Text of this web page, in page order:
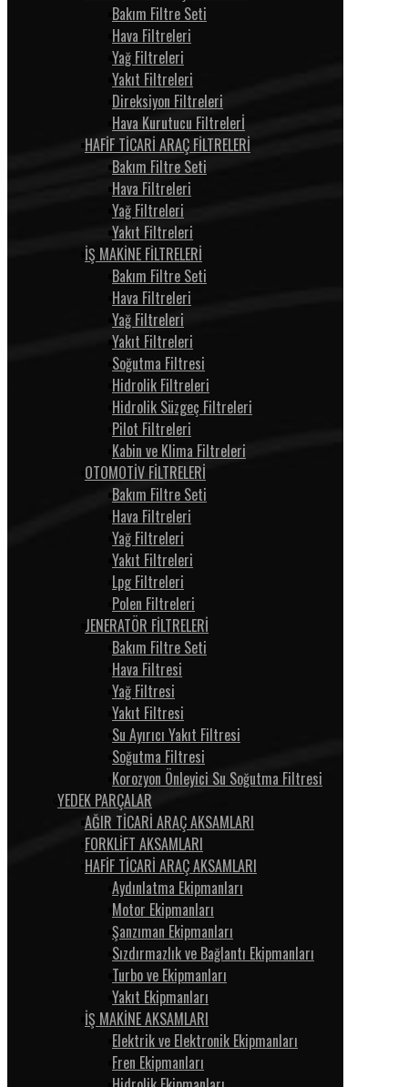
Bakım Filtre Seti
Hava Filtreleri
Yağ Filtreleri
Yakıt Filtreleri
Direksiyon Filtreleri
Hava Kurutucu Filtrelerİ
HAFİF TİCARİ ARAÇ FİLTRELERİ
Bakım Filtre Seti
Hava Filtreleri
Yağ Filtreleri
Yakıt Filtreleri
İŞ MAKİNE FİLTRELERİ
Bakım Filtre Seti
Hava Filtreleri
Yağ Filtreleri
Yakıt Filtreleri
Soğutma Filtresi
Hidrolik Filtreleri
Hidrolik Süzgeç Filtreleri
Pilot Filtreleri
Kabin ve Klima Filtreleri
OTOMOTİV FİLTRELERİ
Bakım Filtre Seti
Hava Filtreleri
Yağ Filtreleri
Yakıt Filtreleri
Lpg Filtreleri
Polen Filtreleri
JENERATÖR FİLTRELERİ
Bakım Filtre Seti
Hava Filtresi
Yağ Filtresi
Yakıt Filtresi
Su Ayırıcı Yakıt Filtresi
Soğutma Filtresi
Korozyon Önleyici Su Soğutma Filtresi
YEDEK PARÇALAR
AĞIR TİCARİ ARAÇ AKSAMLARI
FORKLİFT AKSAMLARI
HAFİF TİCARİ ARAÇ AKSAMLARI
Aydınlatma Ekipmanları
Motor Ekipmanları
Şanzıman Ekipmanları
Sızdırmazlık ve Bağlantı Ekipmanları
Turbo ve Ekipmanları
Yakıt Ekipmanları
İŞ MAKİNE AKSAMLARI
Elektrik ve Elektronik Ekipmanları
Fren Ekipmanları